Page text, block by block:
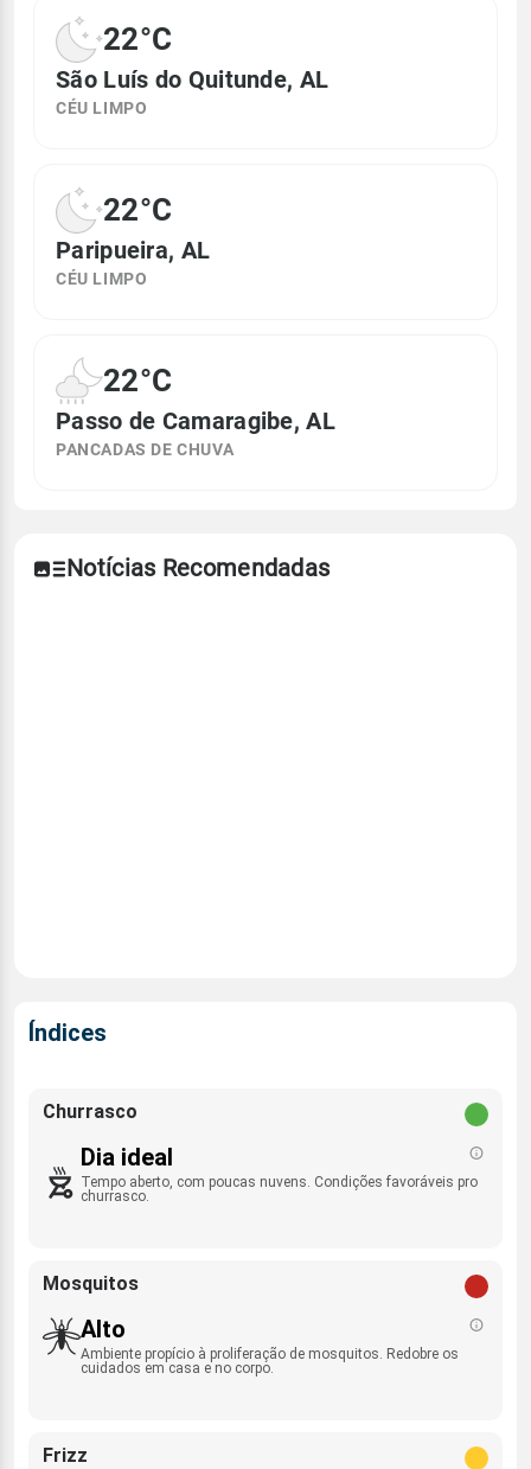
22°C
São Luís do Quitunde, AL
CÉU LIMPO
22°C
Paripueira, AL
CÉU LIMPO
22°C
Passo de Camaragibe, AL
PANCADAS DE CHUVA
Notícias Recomendadas
Índices
Churrasco
Dia ideal
Tempo aberto, com poucas nuvens. Condições favoráveis pro
churrasco.
Mosquitos
Alto
Ambiente propício à proliferação de mosquitos. Redobre os
cuidados em casa e no corpo.
Frizz